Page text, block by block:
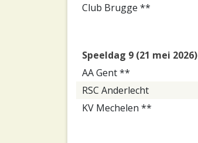
Club Brugge **
Speeldag 9 (21 mei 2026)
AA Gent **
RSC Anderlecht
KV Mechelen **